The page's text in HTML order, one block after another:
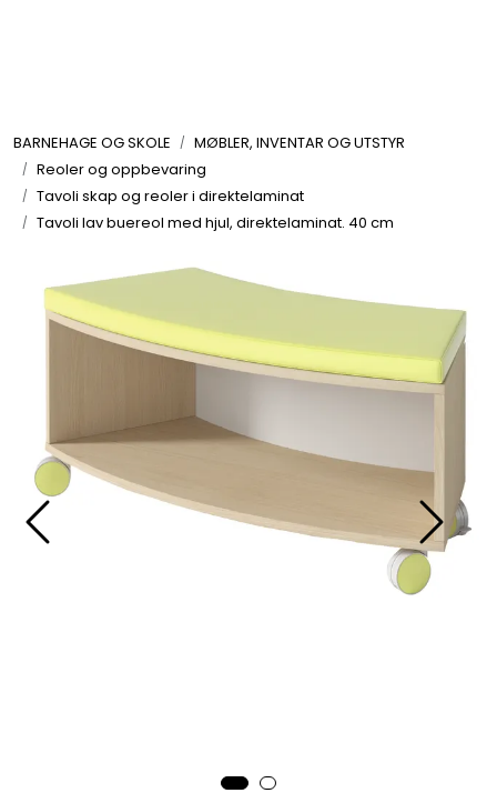
BARNEHAGE OG SKOLE
MØBLER, INVENTAR OG UTSTYR
Reoler og oppbevaring
Tavoli skap og reoler i direktelaminat
Tavoli lav buereol med hjul, direktelaminat. 40 cm
LEKER, SYKLER OG LEK INNE OG UTE
UTEMØBLER OG UTEMILJØ
FAGOMRÅDER
MØBLER, INVENTAR OG UTSTYR
SPORT OG TRENING
KONTORMØBLER OG INNREDNING